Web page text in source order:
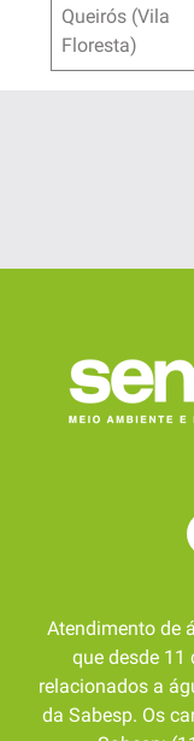
Queirós (Vila
Floresta)
Atendimento de
que desde 11
relacionados a
da Sabesp. Os